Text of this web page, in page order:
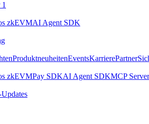
zkEVMAI Agent SDK
ProduktneuheitenEventsKarrierePartner
zkEVMPay SDKAI Agent SDKMCP